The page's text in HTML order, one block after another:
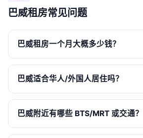
巴威租房常见问题
巴威租房一个月大概多少钱？
巴威适合华人/外国人居住吗？
巴威附近有哪些 BTS/MRT 或交通？